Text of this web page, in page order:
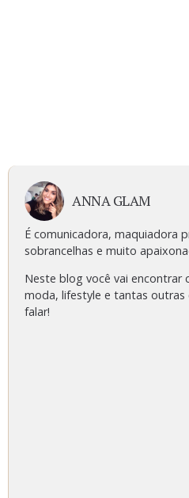
ANNA GLAM
É comunicadora, maquiadora
sobrancelhas e muito
Neste blog você vai encontrar
moda, lifestyle e tantas outras
falar!